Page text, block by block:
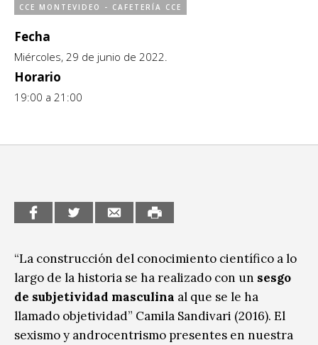
Espacio itinerante de lectura infantil
Escénicas
Exposiciones
Formación
Género y Diversidad
Música
CCE MONTEVIDEO - CAFETERÍA CCE
Fecha
Miércoles, 29 de junio de 2022.
Horario
19:00 a 21:00
“La construcción del conocimiento científico a lo
largo de la historia se ha realizado con un sesgo
de subjetividad masculina al que se le ha
llamado objetividad” Camila Sandivari (2016). El
sexismo y androcentrismo presentes en nuestra